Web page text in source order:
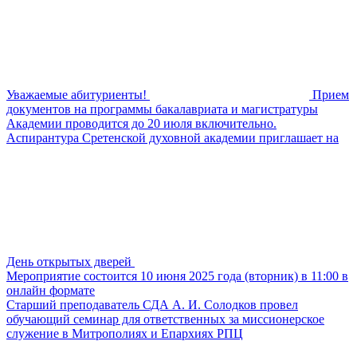
Уважаемые абитуриенты!
Прием
документов на программы бакалавриата и магистратуры
Академии проводится до 20 июля включительно.
Аспирантура Сретенской духовной академии приглашает на
День открытых дверей
Мероприятие состоится 10 июня 2025 года (вторник) в 11:00 в
онлайн формате
Старший преподаватель СДА А. И. Солодков провел
обучающий семинар для ответственных за миссионерское
служение в Митрополиях и Епархиях РПЦ